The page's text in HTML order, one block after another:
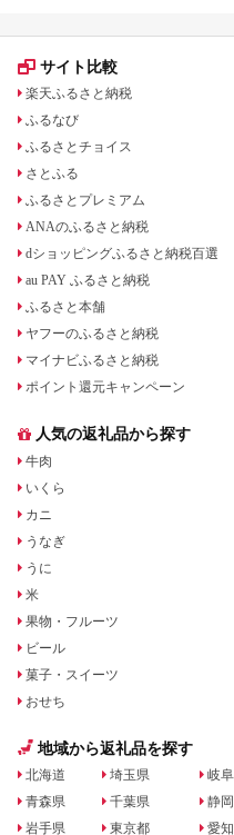
サイト比較
楽天ふるさと納税
ふるなび
ふるさとチョイス
さとふる
ふるさとプレミアム
ANAのふるさと納税
dショッピングふるさと納税百選
au PAY ふるさと納税
ふるさと本舗
ヤフーのふるさと納税
マイナビふるさと納税
ポイント還元キャンペーン
人気の返礼品から探す
牛肉
いくら
カニ
うなぎ
うに
米
果物・フルーツ
ビール
菓子・スイーツ
おせち
地域から返礼品を探す
北海道
青森県
岩手県
埼玉県
千葉県
東京都
岐
静
愛